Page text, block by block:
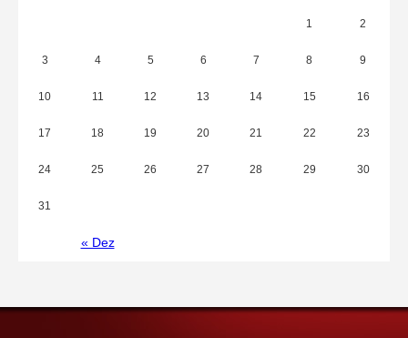
« Dez
1 2
3 4 5 6 7 8 9
10 11 12 13 14 15 16
17 18 19 20 21 22 23
24 25 26 27 28 29 30
31